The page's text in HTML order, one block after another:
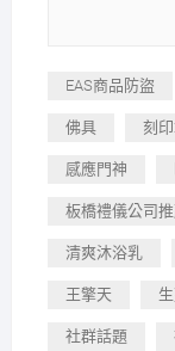
EAS商品防盜
佛具 刻
感應門神
板橋禮儀公司
清爽沐浴乳
王擎天
社群話題